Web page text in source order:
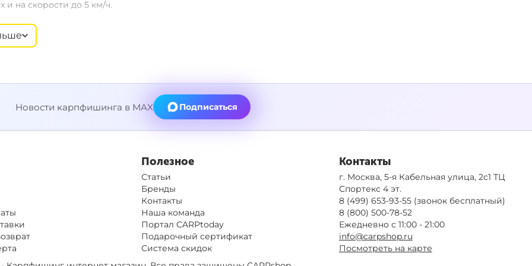
и на скорости до 5 км/ч.
Зафиксируйте штырь в нижнюю часть эхолота Deeper,
Новости карпфишинга в MAX Подписаться
Полезное
Статьи
Бренды
Контакты
Наша команда
Портал CARPtoday
Подарочный сертификат
Система скидок
Контакты
г. Москва, 5-я Кабельная улица, 2с1 ТЦ
Спортекс 4 эт.
8 (499) 653-93-55(звонок бесплатный)
8 (800) 500-78-52
Ежедневно с 11:00 - 21:00
info@carpshop.ru
Посмотреть на карте